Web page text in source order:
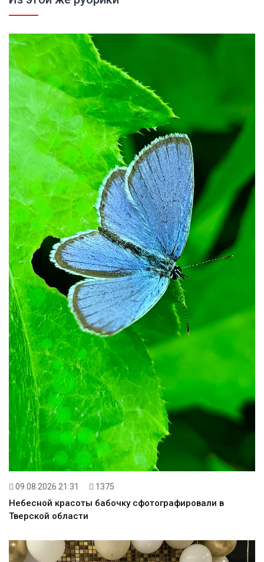
09.08.2026 21:31 1375
Небесной красоты бабочку сфотографировали в
Тверской области